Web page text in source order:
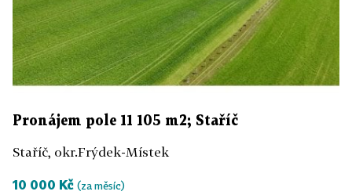
Pronájem pole 11 105 m2; Staříč
Staříč, okr.Frýdek-Místek
10 000 Kč (za měsíc)